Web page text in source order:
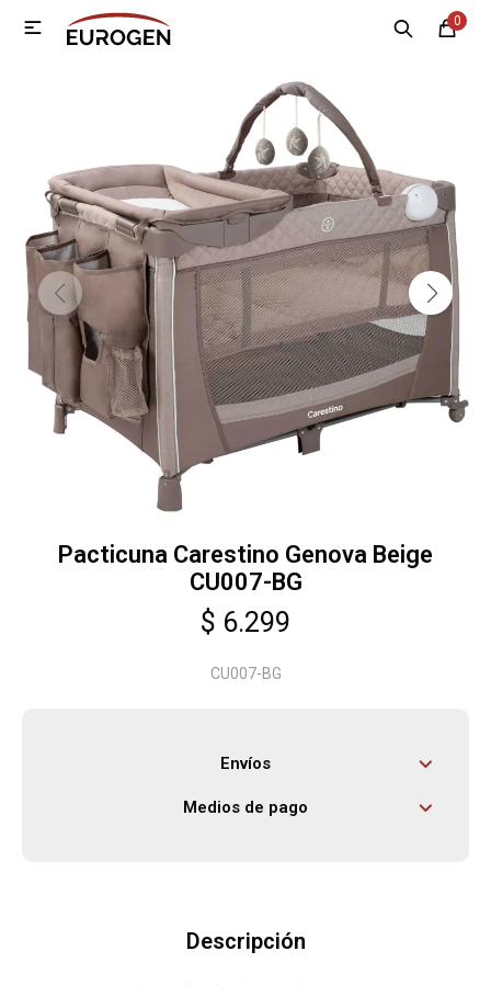
0

Pacticuna Carestino Genova Beige
CU007-BG
$ 6.299
CU007-BG
Envíos
Medios de pago
Descripción
MI CUENTA
Contacto Sucursales
Electrodomésticos
Tecnología
Climatización
Motos
Herramientas